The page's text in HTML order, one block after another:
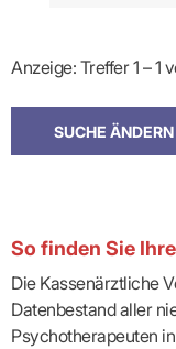
Anzeige: Treffer 1 – 1
So finden Sie
Die Kassenärztliche
Datenbestand aller
Psychotherapeuten